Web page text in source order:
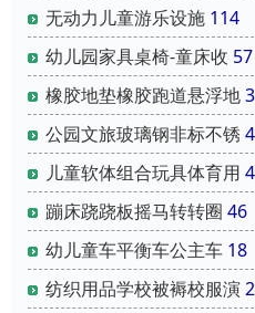
无动力儿童游乐设施 114
幼儿园家具桌椅-童床收 57
橡胶地垫橡胶跑道悬浮地
公园文旅玻璃钢非标不锈
儿童软体组合玩具体育用
蹦床跷跷板摇马转转圈 46
幼儿童车平衡车公主车 18
纺织用品学校被褥校服演